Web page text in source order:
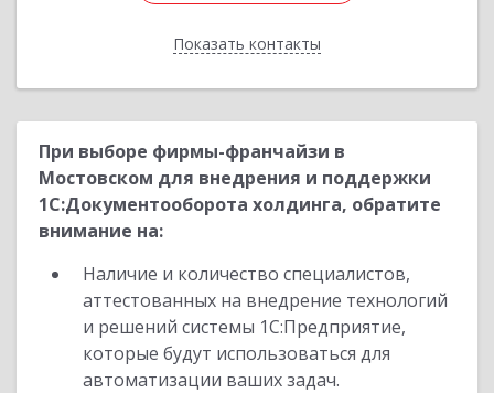
Показать контакты
Назад
При выборе фирмы-франчайзи в
Мостовском для внедрения и поддержки
1С:Документооборота холдинга, обратите
внимание на:
Наличие и количество специалистов,
аттестованных на внедрение технологий
и решений системы 1С:Предприятие,
которые будут использоваться для
автоматизации ваших задач.